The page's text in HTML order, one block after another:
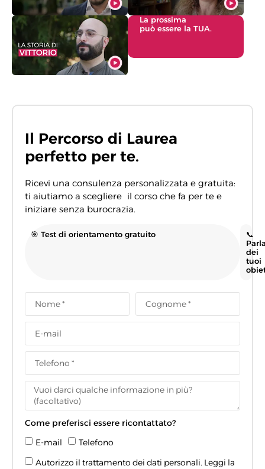
La prossima
può essere la TUA.
Il Percorso di Laurea
perfetto per te.
Ricevi una consulenza personalizzata e gratuita:
ti aiutiamo a scegliere il corso che fa per te e
iniziare senza burocrazia.
🎯 Test di orientamento gratuito
📞
dei
tuoi
Come preferisci essere ricontattato?
E-mail
Telefono
Autorizzo il trattamento dei dati personali. Leggi la